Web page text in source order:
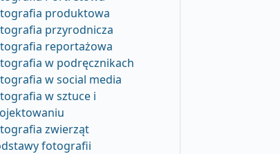
produktowa
przyrodnicza
reportażowa
w podręcznikach
w social media
w sztuce i
zwierząt
fotografii